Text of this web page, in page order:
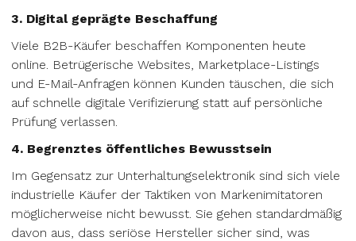
3. Digital geprägte Beschaffung
Viele B2B-Käufer beschaffen Komponenten heute
online. Betrügerische Websites, Marketplace-Listings
und E-Mail-Anfragen können Kunden täuschen, die sich
auf schnelle digitale Verifizierung statt auf persönliche
Prüfung verlassen.
4. Begrenztes öffentliches Bewusstsein
Im Gegensatz zur Unterhaltungselektronik sind sich viele
industrielle Käufer der Taktiken von Markenimitatoren
möglicherweise nicht bewusst. Sie gehen standardmäßig
davon aus, dass seriöse Hersteller sicher sind, was